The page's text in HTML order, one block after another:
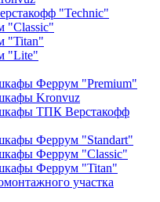
"Technic"
"Classic"
"Titan"
"Lite"
Феррум "Premium"
Kronvuz
ТПК Верстакофф
Феррум "Standart"
Феррум "Classic"
Феррум "Titan"
участка